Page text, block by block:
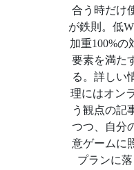
合う時だけ
が鉄則。低
加重100%の
要素を満た
る。詳しい
理にはオン
う観点の記
つつ、自分
意ゲームに
プランに